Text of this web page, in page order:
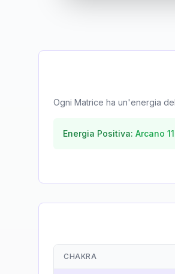
Ogni Matrice ha un'energia
Energia Positiva: Arcano 11
CHAKRA